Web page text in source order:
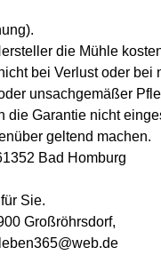
die Mühle
bei Verlust oder
unsachgemäßer
Garantie nicht
geltend machen.
Bad Homburg
Sie.
Großröhrsdorf,